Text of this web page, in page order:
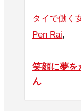
タイで働く
Pen Rai,
笑顔に夢を
ん